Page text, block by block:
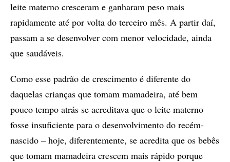
leite materno cresceram e ganharam peso mais
rapidamente até por volta do terceiro mês. A partir daí,
passam a se desenvolver com menor velocidade, ainda
que saudáveis.
Como esse padrão de crescimento é diferente do
daquelas crianças que tomam mamadeira, até bem
pouco tempo atrás se acreditava que o leite materno
fosse insuficiente para o desenvolvimento do recém-
nascido – hoje, diferentemente, se acredita que os bebês
que tomam mamadeira crescem mais rápido porque